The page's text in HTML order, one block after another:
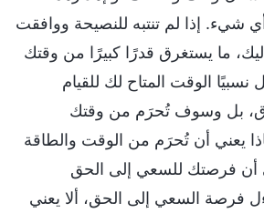
شيء. إذا لم تنتبه للنصيحة ووافقت
ما يستغرق قدرًا كبيرًا من وقتك
الوقت المتاح لك للقيام
بل وسوف تُحرَم من وقتك
يعني أن تُحرَم من الوقت والطاقة
أن فرصتك للسعي إلى الحق
فرصة السعي إلى الحق، ألا يعني